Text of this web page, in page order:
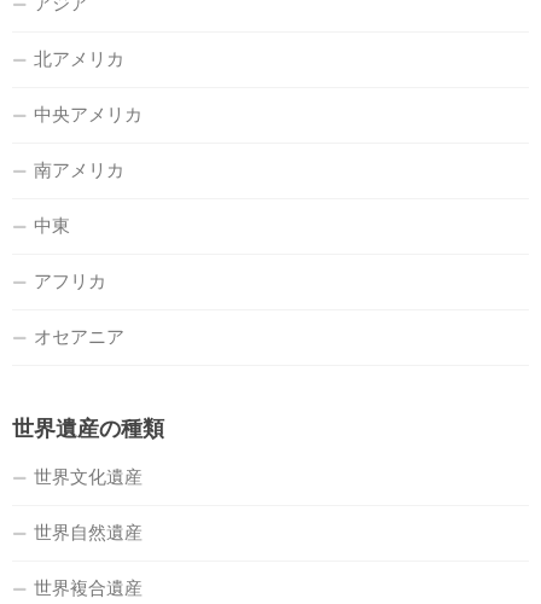
北アメリカ
中央アメリカ
南アメリカ
中東
アフリカ
オセアニア
世界遺産の種類
世界文化遺産
世界自然遺産
世界複合遺産